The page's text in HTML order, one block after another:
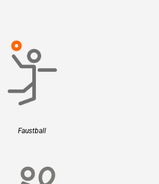
Faustball